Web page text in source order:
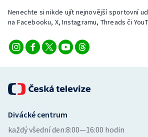
Nenechte si nikde ujít nejnovější sportovní
na Facebooku, X, Instagramu, Threads či
Divácké centrum
každý všední den:8:00—16:00 hodin